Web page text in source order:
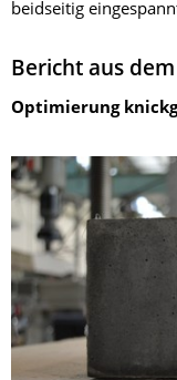
beidseitig
Bericht aus
Optimierung